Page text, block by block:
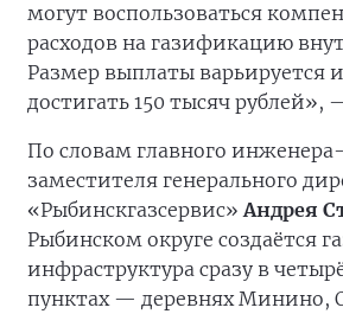
могут воспользоваться
расходов на газификацию
Размер выплаты варьируется
достигать 150 тысяч рублей»,
По словам главного
заместителя генерального
«Рыбинскгазсервис» Андрея
Рыбинском округе создаётся
инфраструктура сразу в
пунктах — деревнях Минино,